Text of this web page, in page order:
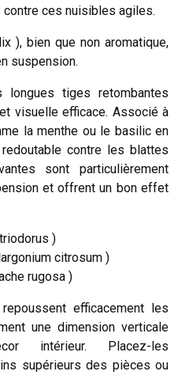
ces nuisibles agiles.
), bien que non aromatique,
suspension.
tiges retombantes
visuelle efficace. Associé à
la menthe ou le basilic en
contre les blattes
sont particulièrement
et offrent un bon effet
)
citrosum )
rugosa )
efficacement les
une dimension verticale
intérieur. Placez-les
supérieurs des pièces ou